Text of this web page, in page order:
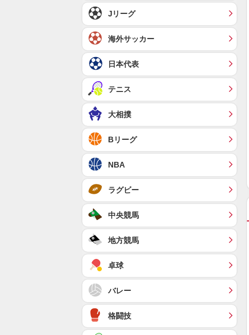
Jリーグ
海外サッカー
日本代表
テニス
大相撲
Bリーグ
NBA
ラグビー
中央競馬
地方競馬
卓球
バレー
格闘技